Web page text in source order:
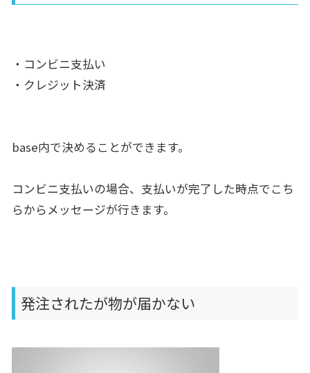
・コンビニ支払い
・クレジット決済
base内で決めることができます。
コンビニ支払いの場合、 支払いが完了した時点でこち
らからメッセージが行きます。
発注されたが物が届かない